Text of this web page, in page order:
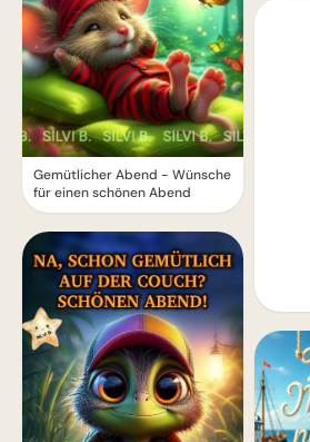
Gemütlicher Abend - Wünsche
für einen schönen Abend